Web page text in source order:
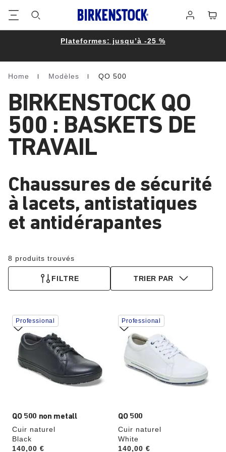
connecter
Plateformes: jusqu’à -25 %
Homepage
Home Modèles QO 500
BIRKENSTOCK QO
500 : BASKETS DE
TRAVAIL
Chaussures de sécurité
à lacets, antistatiques
et antidérapantes
8 produits trouvés
FILTRE TRIER PAR
QO 500 non metall
Cuir naturel
Black
Price:
140,00 €
Cliquer
sur
les
échantillons
couleurs
modifiera
Professional
QO 500
Cuir naturel
White
Price:
140,00 €
Cliquer
sur
les
échantillons
couleurs
modifiera
Professional